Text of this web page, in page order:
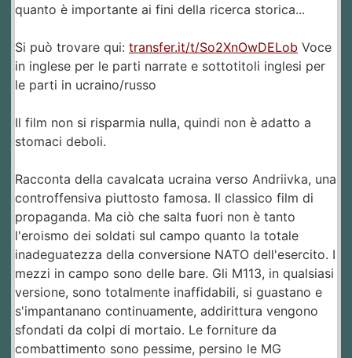
quanto è importante ai fini della ricerca storica...
Si può trovare qui: transfer.it/t/So2XnOwDELob Voce
in inglese per le parti narrate e sottotitoli inglesi per
le parti in ucraino/russo
Il film non si risparmia nulla, quindi non è adatto a
stomaci deboli.
Racconta della cavalcata ucraina verso Andriivka, una
controffensiva piuttosto famosa. Il classico film di
propaganda. Ma ciò che salta fuori non è tanto
l'eroismo dei soldati sul campo quanto la totale
inadeguatezza della conversione NATO dell'esercito. I
mezzi in campo sono delle bare. Gli M113, in qualsiasi
versione, sono totalmente inaffidabili, si guastano e
s'impantanano continuamente, addirittura vengono
sfondati da colpi di mortaio. Le forniture da
combattimento sono pessime, persino le MG